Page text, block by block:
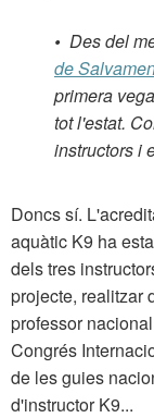
• Des del
de
primera
tot l'estat.
instructors i
Doncs sí.
aquàtic K9 ha
dels tres
projecte, realitzar
professor
Congrés
de les guies
d'instructor K9...